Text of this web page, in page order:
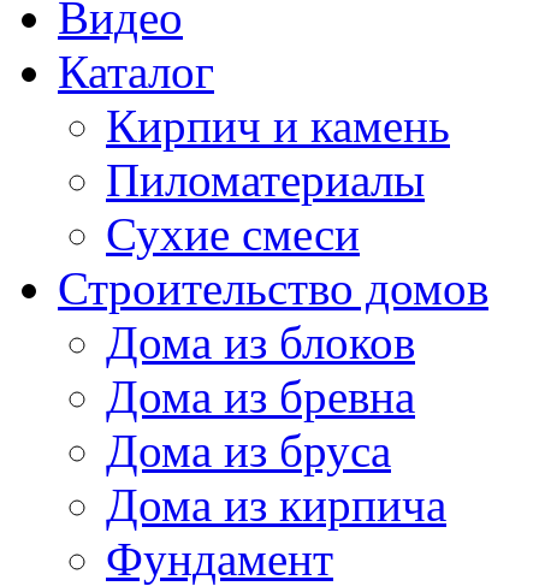
Видео
Каталог
Кирпич и камень
Пиломатериалы
Сухие смеси
Строительство домов
Дома из блоков
Дома из бревна
Дома из бруса
Дома из кирпича
Фундамент